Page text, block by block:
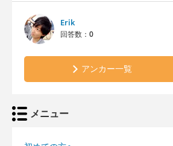
Erik
回答数： 0
アンカー一覧
メニュー